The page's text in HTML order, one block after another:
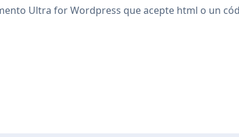
Ultra for Wordpress que acepte html o un